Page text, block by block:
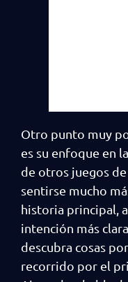
Otro punto muy
es su enfoque en la
de otros juegos
sentirse mucho
historia principal,
intención más
descubra cosas
recorrido por el